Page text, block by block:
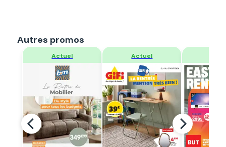
Autres promos
Regarder Regarder